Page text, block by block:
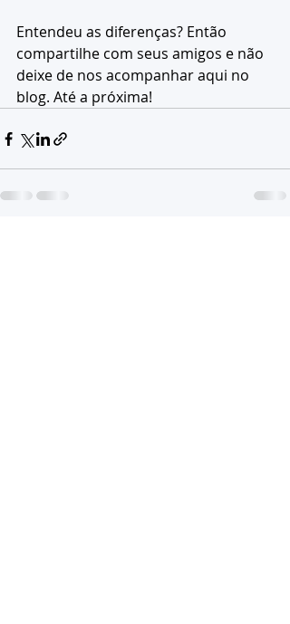
Entendeu as diferenças? Então
compartilhe com seus amigos e não
deixe de nos acompanhar aqui no
blog. Até a próxima!